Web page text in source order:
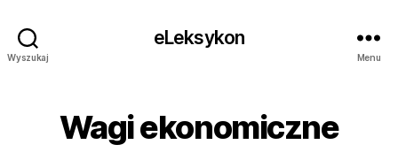
Wyszukaj
eLeksykon
Menu
Wagi ekonomiczne